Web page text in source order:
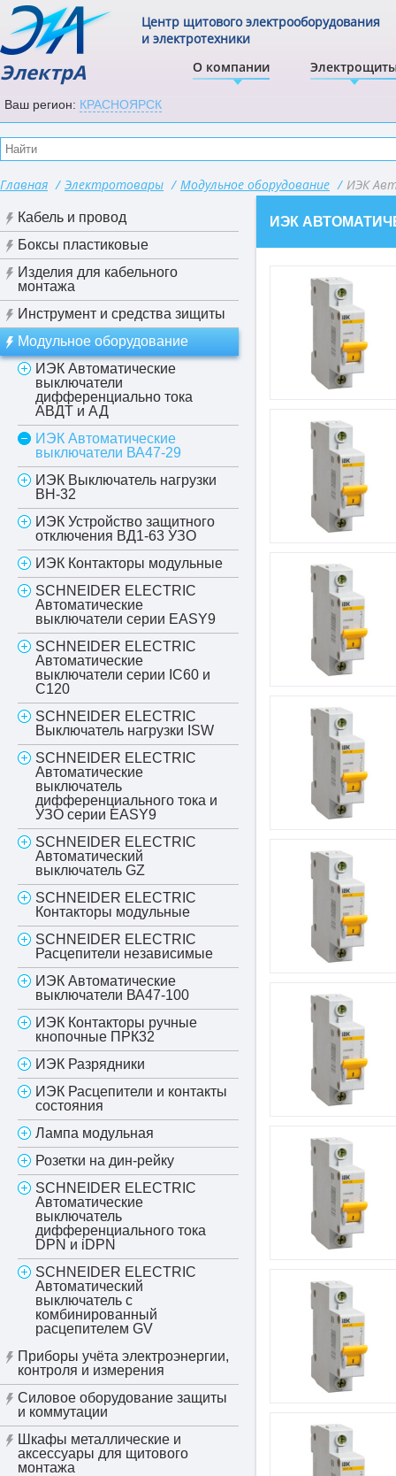
ЭлектрА О компании
Центр щитового электрооборудования
и электротехники
Ваш регион: КРАСНОЯРСК
Главная / Электротовары / Модульное оборудование / ИЭК
Кабель и провод
Боксы пластиковые
Изделия для кабельного
монтажа
Инструмент и средства зищиты
Модульное оборудование
ИЭК Автоматические
выключатели
дифференциально тока
АВДТ и АД
ИЭК Автоматические
выключатели ВА47-29
ИЭК Выключатель нагрузки
ВН-32
ИЭК Устройство защитного
отключения ВД1-63 УЗО
ИЭК Контакторы модульные
SCHNEIDER ELECTRIC
Автоматические
выключатели серии EASY9
SCHNEIDER ELECTRIC
Автоматические
выключатели серии IC60 и
С120
SCHNEIDER ELECTRIC
Выключатель нагрузки ISW
SCHNEIDER ELECTRIC
Автоматические
выключатель
дифференциального тока и
УЗО серии EASY9
SCHNEIDER ELECTRIC
Автоматический
выключатель GZ
SCHNEIDER ELECTRIC
Контакторы модульные
SCHNEIDER ELECTRIC
Расцепители независимые
ИЭК Автоматические
выключатели ВА47-100
ИЭК Контакторы ручные
кнопочные ПРК32
ИЭК Разрядники
ИЭК Расцепители и контакты
состояния
Лампа модульная
Розетки на дин-рейку
SCHNEIDER ELECTRIC
Автоматические
выключатель
дифференциального тока
DPN и iDPN
SCHNEIDER ELECTRIC
Автоматический
выключатель c
комбинированный
расцепителем GV
Приборы учёта электроэнергии,
контроля и измерения
Силовое оборудование защиты
и коммутации
Шкафы металлические и
аксессуары для щитового
монтажа
ИЭК